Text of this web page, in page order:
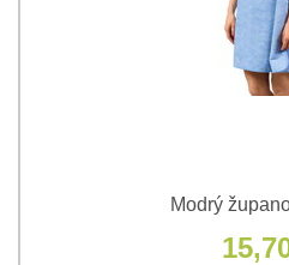
Modrý